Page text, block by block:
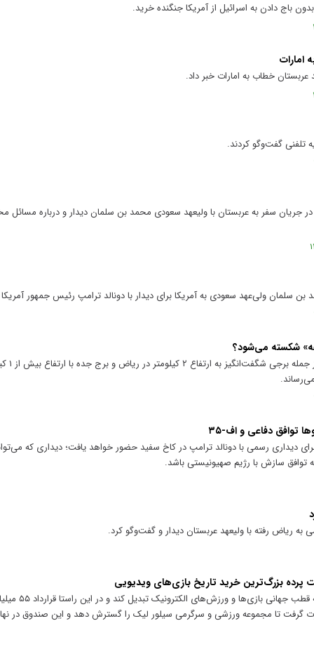
باج دادن به اسرائیل از آمریکا جنگنده خرید.
امارات
عربستان خطاب به امارات خبر داد.
تلفنی گفت‌وگو کردند.
جریان سفر به عربستان با ولیعهد سعودی محمد بن‌ سلمان دیدار و درباره مسائل
سلمان ولی‌عهد سعودی به آمریکا برای دیدار با دونالد ترامپ رئیس جمهور
توافق دفاعی و اف-۳۵
سعودی سه‌شنبه ۲۷ آبان برای دیداری رسمی با دونالد ترامپ در کاخ سفید حضور خواهد یافت؛ دیداری که
سازش با رژیم صهیونیستی باشد.
ریاض رفته با ولیعهد عربستان دیدار و گفت‌و‌گو کرد.
پرده بزرگ‌ترین خرید تاریخ بازی‌های ویدیویی
ولیعهد عربستان قصد
گرفت تا مجموعه ورزشی و سرگرمی سیلور لیک را گسترش دهد و این صندوق در